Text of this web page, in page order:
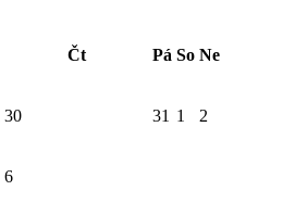
Čt Pá So Ne
30 31 1 2
6